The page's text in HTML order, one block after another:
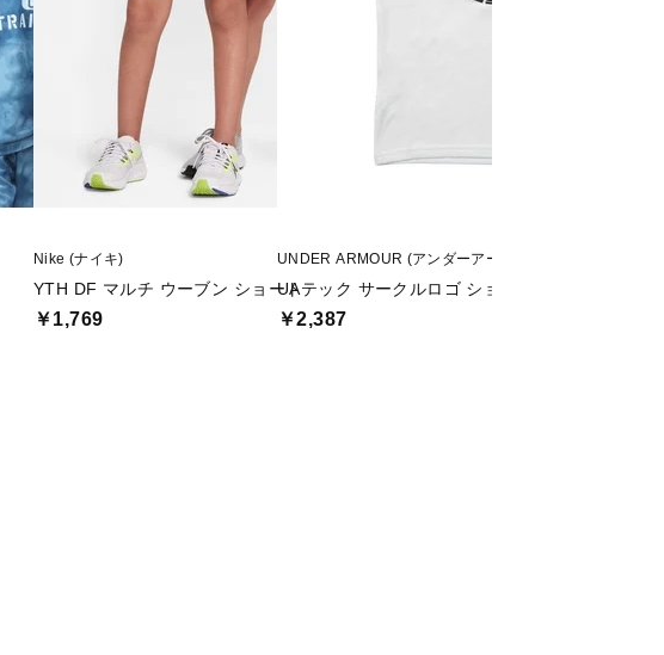
Nike (ナイキ)
YTH DF マルチ ウーブン ショート
￥1,769
UNDER ARMOUR (アンダーアーマー)
UAテック サークルロゴ ショートスリーブ シャツ
￥2,387